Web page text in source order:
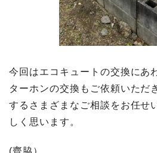
今回はエコキュートの交換にあ
ターホンの交換もご依頼いただ
するさまざまなご相談をお任せ
しく思います。